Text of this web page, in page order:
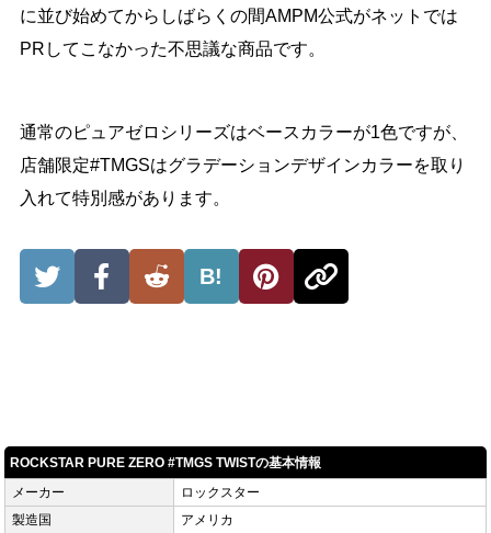
に並び始めてからしばらくの間AMPM公式がネットでは
PRしてこなかった不思議な商品です。
通常のピュアゼロシリーズはベースカラーが1色ですが、
店舗限定#TMGSはグラデーションデザインカラーを取り
入れて特別感があります。
B!
ROCKSTAR PURE ZERO #TMGS TWISTの基本情報
メーカー
ロックスター
製造国
アメリカ